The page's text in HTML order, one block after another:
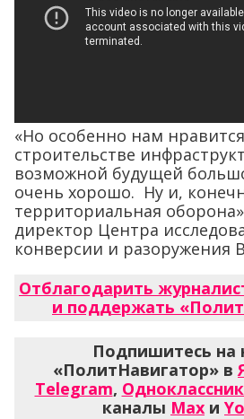
«Но особенно нам
строительстве
возможной будущей
очень хорошо. Ну и,
территориальная
директор Центра
конверсии и разоружения
Отблагодарить
и поддержать
Подпишитесь на
«ПолитНавигатор» в
Telegram,
каналы Max и